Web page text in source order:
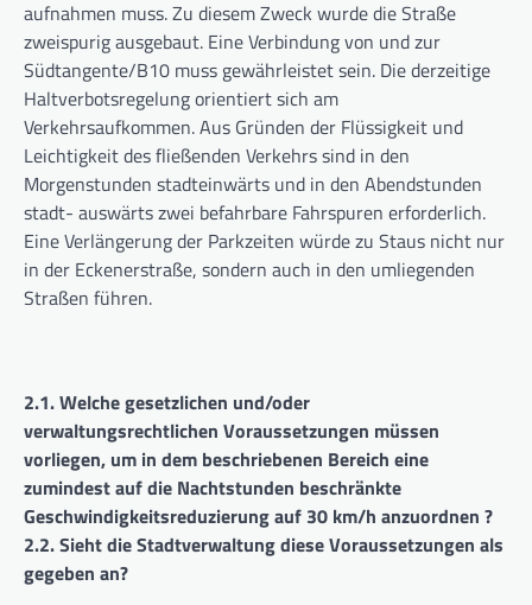
aufnahmen muss. Zu diesem Zweck wurde die Straße
zweispurig ausgebaut. Eine Verbindung von und zur
Südtangente/B10 muss gewährleistet sein. Die derzeitige
Haltverbotsregelung orientiert sich am
Verkehrsaufkommen. Aus Gründen der Flüssigkeit und
Leichtigkeit des fließenden Verkehrs sind in den
Morgenstunden stadteinwärts und in den Abendstunden
stadt- auswärts zwei befahrbare Fahrspuren erforderlich.
Eine Verlängerung der Parkzeiten würde zu Staus nicht nur
in der Eckenerstraße, sondern auch in den umliegenden
Straßen führen.
2.1. Welche gesetzlichen und/oder
verwaltungsrechtlichen Voraussetzungen müssen
vorliegen, um in dem beschriebenen Bereich eine
zumindest auf die Nachtstunden beschränkte
Geschwindigkeitsreduzierung auf 30 km/h anzuordnen ?
2.2. Sieht die Stadtverwaltung diese Voraussetzungen als
gegeben an?